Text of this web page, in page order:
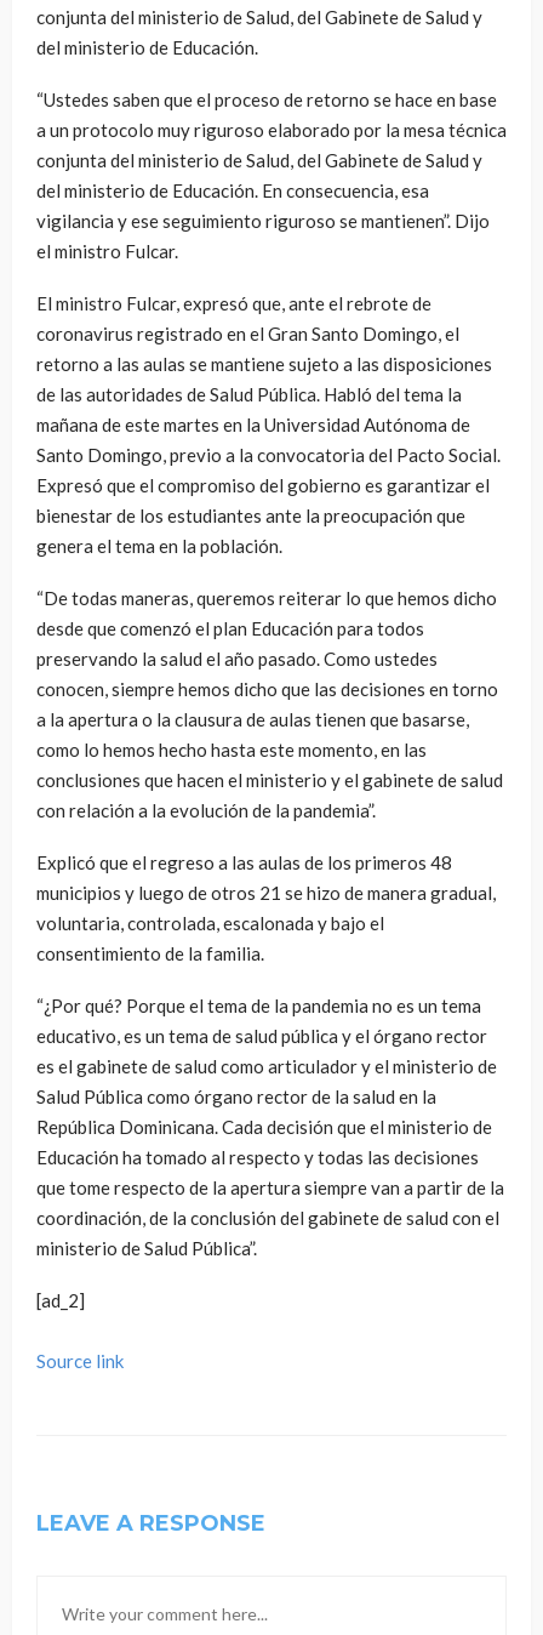
conjunta del ministerio de Salud, del Gabinete de Salud y
del ministerio de Educación.
“Ustedes saben que el proceso de retorno se hace en base
a un protocolo muy riguroso elaborado por la mesa técnica
conjunta del ministerio de Salud, del Gabinete de Salud y
del ministerio de Educación. En consecuencia, esa
vigilancia y ese seguimiento riguroso se mantienen”. Dijo
el ministro Fulcar.
El ministro Fulcar, expresó que, ante el rebrote de
coronavirus registrado en el Gran Santo Domingo, el
retorno a las aulas se mantiene sujeto a las disposiciones
de las autoridades de Salud Pública. Habló del tema la
mañana de este martes en la Universidad Autónoma de
Santo Domingo, previo a la convocatoria del Pacto Social.
Expresó que el compromiso del gobierno es garantizar el
bienestar de los estudiantes ante la preocupación que
genera el tema en la población.
“De todas maneras, queremos reiterar lo que hemos dicho
desde que comenzó el plan Educación para todos
preservando la salud el año pasado. Como ustedes
conocen, siempre hemos dicho que las decisiones en torno
a la apertura o la clausura de aulas tienen que basarse,
como lo hemos hecho hasta este momento, en las
conclusiones que hacen el ministerio y el gabinete de salud
con relación a la evolución de la pandemia”.
Explicó que el regreso a las aulas de los primeros 48
municipios y luego de otros 21 se hizo de manera gradual,
voluntaria, controlada, escalonada y bajo el
consentimiento de la familia.
“¿Por qué? Porque el tema de la pandemia no es un tema
educativo, es un tema de salud pública y el órgano rector
es el gabinete de salud como articulador y el ministerio de
Salud Pública como órgano rector de la salud en la
República Dominicana. Cada decisión que el ministerio de
Educación ha tomado al respecto y todas las decisiones
que tome respecto de la apertura siempre van a partir de la
coordinación, de la conclusión del gabinete de salud con el
ministerio de Salud Pública”.
[ad_2]
Source link
LEAVE A RESPONSE